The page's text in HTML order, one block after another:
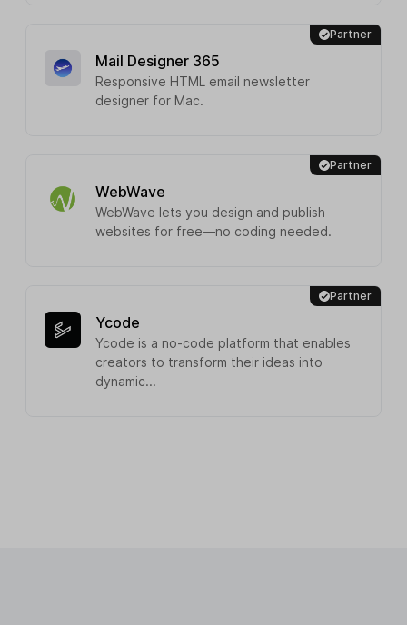
Mail Designer 365
Responsive HTML email newsletter
designer for Mac.
Partner
WebWave
WebWave lets you design and publish
websites for free—no coding needed.
Partner
Ycode
Ycode is a no-code platform that enables
creators to transform their ideas into
dynamic...
Partner